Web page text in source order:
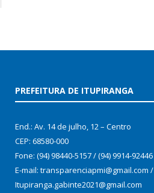
PREFEITURA DE ITUPIRANGA
End.: Av. 14 de julho, 12 – Centro
CEP: 68580-000
Fone: (94) 98440-5157 / (94) 9914-92446
E-mail: transparenciapmi@gmail.com /
Itupiranga.gabinte2021@gmail.com